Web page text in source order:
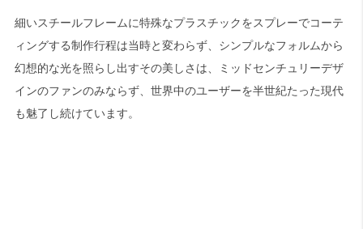
細いスチールフレームに特殊なプラスチックをスプレーでコーテ
ィングする制作行程は当時と変わらず、シンプルなフォルムから
幻想的な光を照らし出すその美しさは、ミッドセンチュリーデザ
インのファンのみならず、世界中のユーザーを半世紀たった現代
も魅了し続けています。